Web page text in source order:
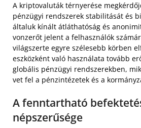
A kriptovaluták térnyerése
pénzügyi rendszerek stabilitását és
általuk kínált átláthatóság és
vonzerőt jelent a felhasználók
világszerte egyre szélesebb körben
eszközként való használata tovább
globális pénzügyi rendszerekben,
vet fel a pénzintézetek és a
A fenntartható
népszerűsége